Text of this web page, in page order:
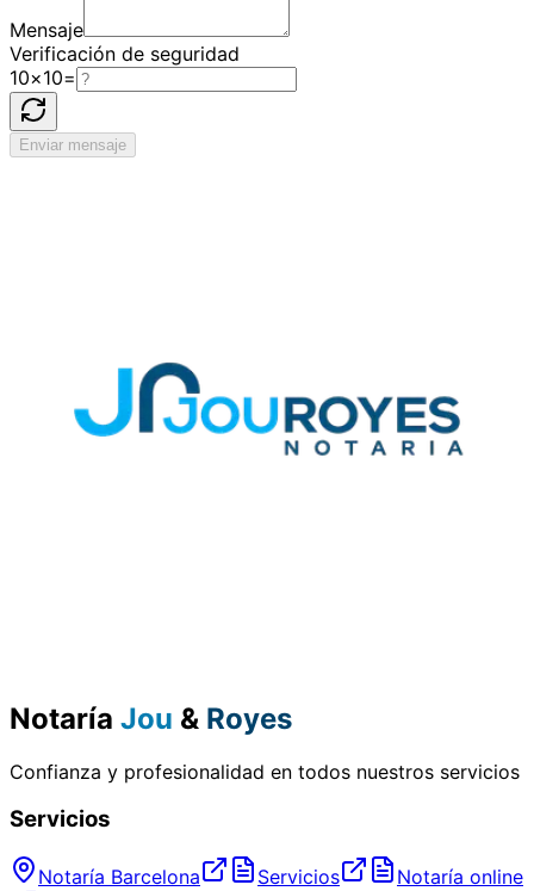
Mensaje
Verificación de seguridad
10×10=
Enviar mensaje
Notaría Jou & Royes
Confianza y profesionalidad en todos nuestros servicios
Servicios
Notaría Barcelona Servicios Notaría online